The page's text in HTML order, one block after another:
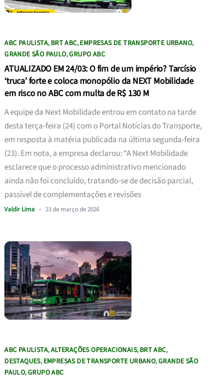
ABC PAULISTA, BRT ABC,EMPRESAS DE TRANSPORTE URBANO,
GRANDE SÃO PAULO,GRUPO ABC
ATUALIZADO EM 24/03: O fim de um império? Tarcísio
‘truca’ forte e coloca monopólio da NEXT Mobilidade
em risco no ABC com multa de R$ 130 M
A equipe da Next Mobilidade entrou em contato na tarde
desta terça-feira (24) com o Portal Notícias do Transporte,
em resposta à matéria publicada na última segunda-feira
(23). Em nota, a empresa declarou: “A Next Mobilidade
esclarece que o processo administrativo mencionado
ainda não foi concluído, tratando-se de decisão parcial,
passível de complementações e revisões
Valdir Lima • 23 de março de 2026
ABC PAULISTA,ALTERAÇÕES OPERACIONAIS, BRT ABC,
DESTAQUES, EMPRESAS DE TRANSPORTE URBANO,GRANDE SÃO
PAULO,GRUPO ABC